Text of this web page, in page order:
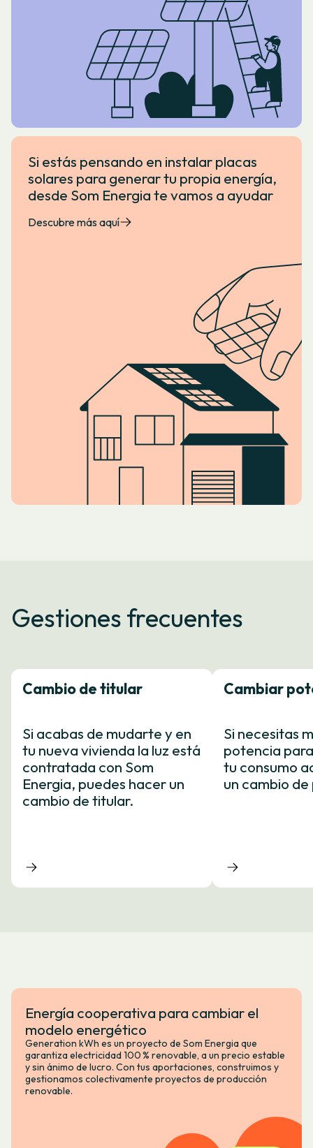
Si estás pensando en instalar placas
solares para generar tu propia energía,
desde Som Energia te vamos a ayudar
Descubre más aquí
Gestiones frecuentes
Cambio de titular
Si acabas de mudarte y en
tu nueva vivienda la luz está
contratada con Som
Energia, puedes hacer un
cambio de titular.
Cambiar
Si necesitas
potencia
tu consumo
un cambio
Energía cooperativa para cambiar el
modelo energético
Generation kWh es un proyecto de Som Energia que
garantiza electricidad 100 % renovable, a un precio estable
y sin ánimo de lucro. Con tus aportaciones, construimos y
gestionamos colectivamente proyectos de producción
renovable.